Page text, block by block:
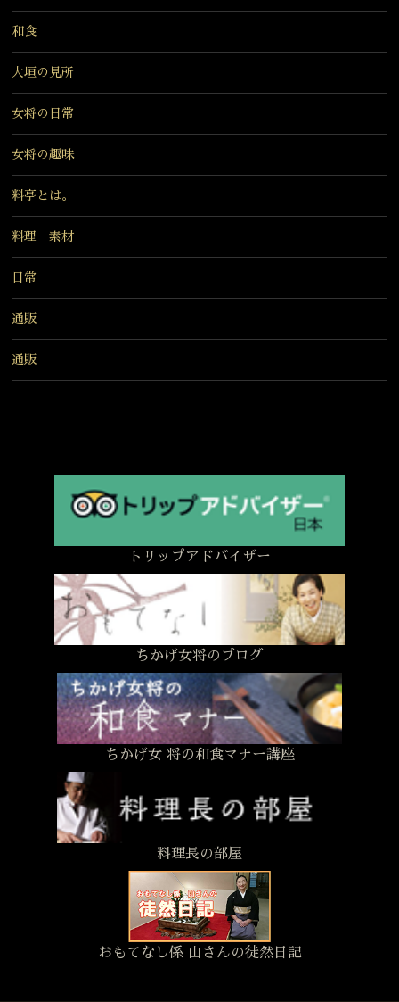
和食
大垣の見所
女将の日常
女将の趣味
料亭とは。
料理 素材
日常
通販
通販
トリップアドバイザー
ちかげ女将のブログ
ちかげ女 将の和食マナー講座
料理長の部屋
おもてなし係 山さんの徒然日記